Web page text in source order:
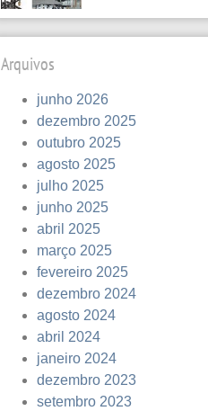
Arquivos
junho 2026
dezembro 2025
outubro 2025
agosto 2025
julho 2025
junho 2025
abril 2025
março 2025
fevereiro 2025
dezembro 2024
agosto 2024
abril 2024
janeiro 2024
dezembro 2023
setembro 2023